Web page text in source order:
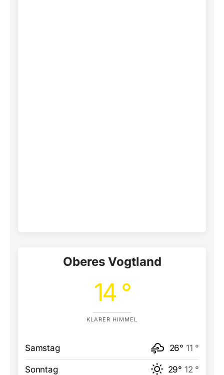
Oberes Vogtland
14 °
KLARER HIMMEL
Samstag 26° 11 °
Sonntag 29° 12 °